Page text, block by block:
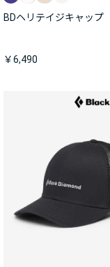
BDヘリテイジキャップ
￥6,490